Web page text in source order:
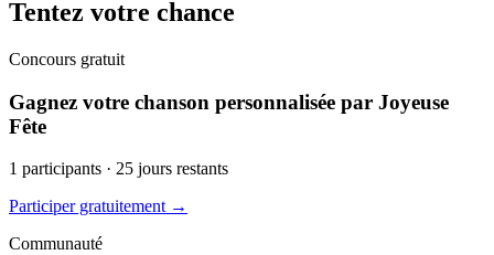
Tentez votre chance
Concours gratuit
Gagnez votre chanson personnalisée par Joyeuse
Fête
1 participants · 25 jours restants
Participer gratuitement →
Communauté